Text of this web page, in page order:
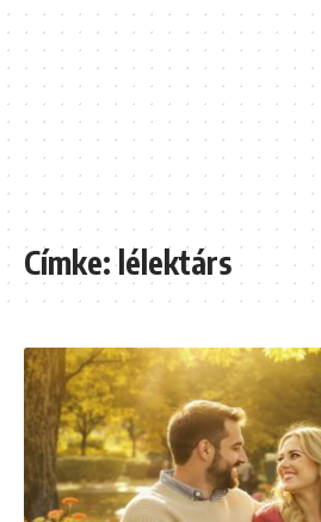
Címke:lélektárs